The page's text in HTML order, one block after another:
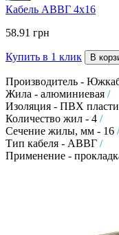
Кабель АВВГ 4х16
58.91 грн
Купить в 1 клик В
Производитель -
Жила - алюминиевая /
Изоляция - ПВХ
Количество жил - 4 /
Сечение жилы, мм - 16 /
Тип кабеля - АВВГ /
Применение -